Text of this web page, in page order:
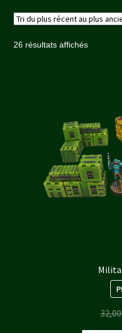
Panier
Stripe Payment Success
26 résultats affichésTrié
ancien